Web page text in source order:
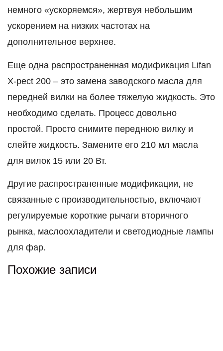
немного «ускоряемся», жертвуя небольшим
ускорением на низких частотах на
дополнительное верхнее.
Еще одна распространенная модификация Lifan
X-pect 200 – это замена заводского масла для
передней вилки на более тяжелую жидкость. Это
необходимо сделать. Процесс довольно
простой. Просто снимите переднюю вилку и
слейте жидкость. Замените его 210 мл масла
для вилок 15 или 20 Вт.
Другие распространенные модификации, не
связанные с производительностью, включают
регулируемые короткие рычаги вторичного
рынка, маслоохладители и светодиодные лампы
для фар.
Похожие записи